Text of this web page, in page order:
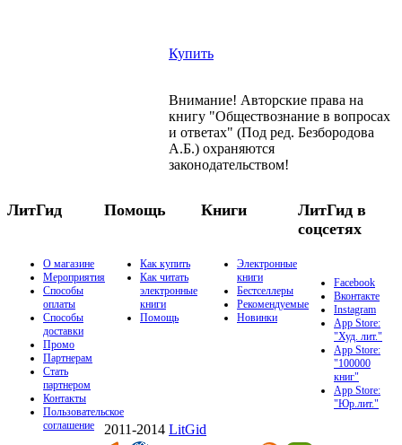
Купить
Внимание! Авторские права на
книгу "Обществознание в вопросах
и ответах" (Под ред. Безбородова
А.Б.) охраняются
законодательством!
ЛитГид
О магазине
Мероприятия
Способы
оплаты
Способы
доставки
Промо
Партнерам
Стать
партнером
Контакты
Пользовательское
соглашение
Помощь
Как купить
Как читать
электронные
книги
Помощь
Книги
Электронные
книги
Бестселлеры
Рекомендуемые
Новинки
ЛитГид в
соцсетях
Facebook
Вконтакте
Instagram
App Store:
"Худ. лит."
App Store:
"100000
книг"
App Store:
"Юр.лит."
2011-2014 LitGid